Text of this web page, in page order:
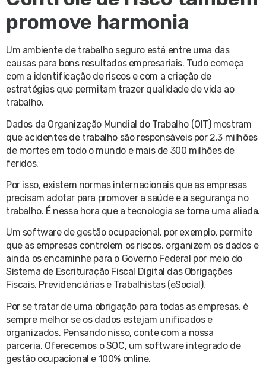
promove harmonia
Um ambiente de trabalho seguro está entre uma das
causas para bons resultados empresariais. Tudo começa
com a identificação de riscos e com a criação de
estratégias que permitam trazer qualidade de vida ao
trabalho.
Dados da Organização Mundial do Trabalho (OIT) mostram
que acidentes de trabalho são responsáveis por 2,3 milhões
de mortes em todo o mundo e mais de 300 milhões de
feridos.
Por isso, existem normas internacionais que as empresas
precisam adotar para promover a saúde e a segurança no
trabalho. É nessa hora que a tecnologia se torna uma aliada.
Um software de gestão ocupacional, por exemplo, permite
que as empresas controlem os riscos, organizem os dados e
ainda os encaminhe para o Governo Federal por meio do
Sistema de Escrituração Fiscal Digital das Obrigações
Fiscais, Previdenciárias e Trabalhistas (eSocial).
Por se tratar de uma obrigação para todas as empresas, é
sempre melhor se os dados estejam unificados e
organizados. Pensando nisso, conte com a nossa
parceria. Oferecemos o SOC, um software integrado de
gestão ocupacional e 100% online.